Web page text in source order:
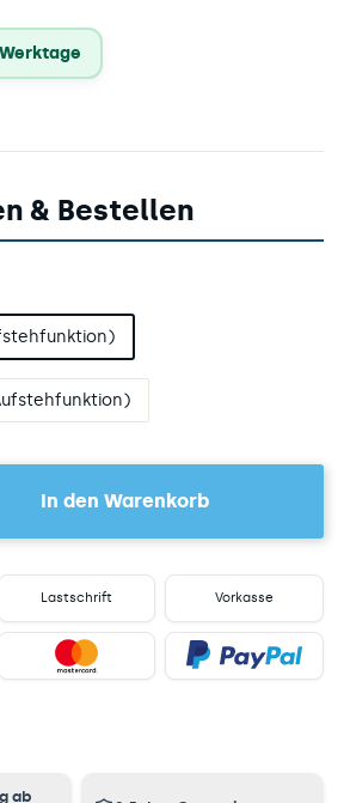
& Bestellen
In den Warenkorb
Lastschrift Vorkasse
ab